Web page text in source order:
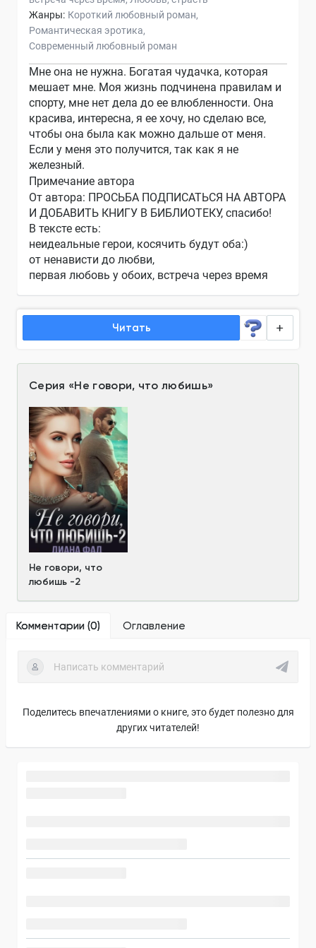
Жанры: Короткий любовный роман
Романтическая эротика
Современный любовный роман
Мне она не нужна. Богатая чудачка, которая
мешает мне. Моя жизнь подчинена правилам и
спорту, мне нет дела до ее влюбленности. Она
красива, интересна, я ее хочу, но сделаю все,
чтобы она была как можно дальше от меня.
Если у меня это получится, так как я не
железный.
Примечание автора
От автора: ПРОСЬБА ПОДПИСАТЬСЯ НА АВТОРА
И ДОБАВИТЬ КНИГУ В БИБЛИОТЕКУ, спасибо!
В тексте есть:
неидеальные герои, косячить будут оба:)
от ненависти до любви,
первая любовь у обоих, встреча через время
Читать
Серия «Не говори, что любишь»
Не говори, что
любишь -2
Комментарии (0) Оглавление
Поделитесь впечатлениями о книге, это будет полезно для
других читателей!